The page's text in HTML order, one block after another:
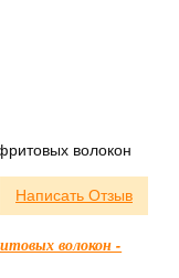
волокон
Написать Отзыв
волокон -